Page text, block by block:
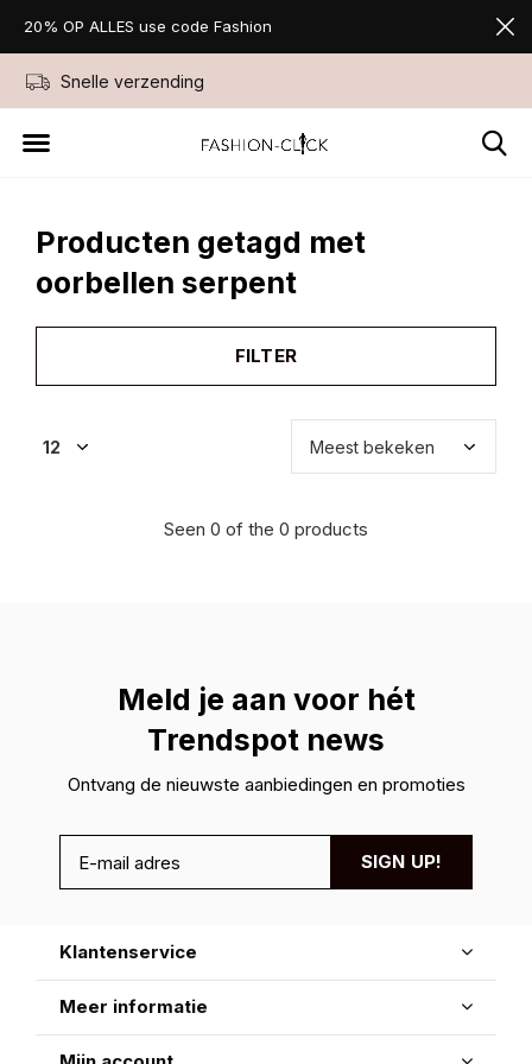
Snelle verzending
20% OP ALLES use code Fashion
Producten getagd met
oorbellen serpent
FILTER
Seen 0 of the 0 products
Meld je aan voor hét
Trendspot news
Ontvang de nieuwste aanbiedingen en promoties
SIGN UP!
Klantenservice
Meer informatie